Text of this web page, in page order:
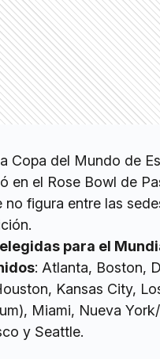
Copa del Mundo de
en el Rose Bowl de
no figura entre las
para el
: Atlanta, Boston,
Kansas City,
Miami, Nueva
y Seattle.